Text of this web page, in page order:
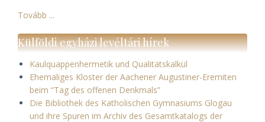
Tovább ...
Külföldi egyházi levéltári hírek
Kaulquappenhermetik und Qualitätskalkül
Ehemaliges Kloster der Aachener Augustiner-Eremiten
beim “Tag des offenen Denkmals”
Die Bibliothek des Katholischen Gymnasiums Glogau
und ihre Spuren im Archiv des Gesamtkatalogs der